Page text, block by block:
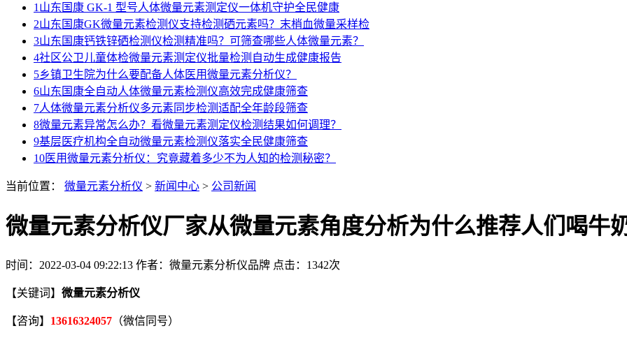
1 山东国康 GK-1 型号人体微量元素测定仪一体机守护全民健康
2山东国康GK微量元素检测仪支持检测硒元素吗？末梢血微量采样检
3山东国康钙铁锌硒检测仪检测精准吗？可筛查哪些人体微量元素？
4社区公卫儿童体检微量元素测定仪批量检测自动生成健康报告
5乡镇卫生院为什么要配备人体医用微量元素分析仪？
6山东国康全自动人体微量元素检测仪高效完成健康筛查
7人体微量元素分析仪多元素同步检测适配全年龄段筛查
8微量元素异常怎么办？看微量元素测定仪检测结果如何调理？
9基层医疗机构全自动微量元素检测仪落实全民健康筛查
10医用微量元素分析仪：究竟藏着多少不为人知的检测秘密？
当前位置： 微量元素分析仪 > 新闻中心 > 公司新闻
微量元素分析仪厂家从微量元素角度分析为什么推荐人们喝牛
时间：2022-03-04 09:22:13 作者：微量元素分析仪品牌 点击： 1342次
【关键词】 微量元素分析仪
【咨询】 13616324057 （微信同号）